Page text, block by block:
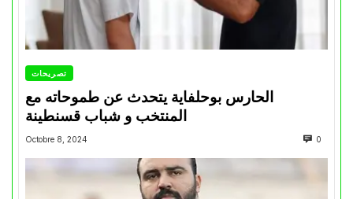
تصريحات
الحارس بوحلفاية يتحدث عن طموحاته مع
المنتخب و شباب قسنطينة
Octobre 8, 2024 0